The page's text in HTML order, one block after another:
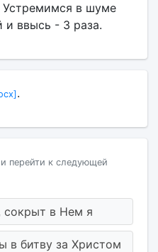
Устремимся в шуме
ввысь - 3 раза.
.
перейти к следующей
сокрыт в Нем я
в битву за Христом